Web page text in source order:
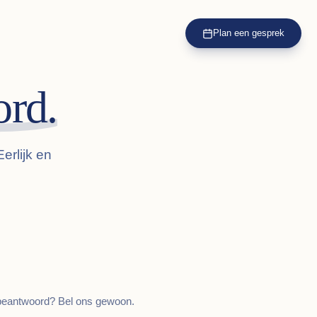
Plan een gesprek
en
Bel ons gewoon.